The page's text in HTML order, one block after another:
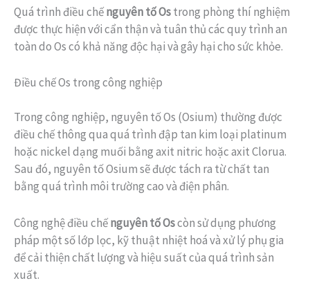
Quá trình điều chếnguyên tố Ostrong phòng thí nghiệm
được thực hiện với cẩn thận và tuân thủ các quy trình an
toàn do Os có khả năng độc hại và gây hại cho sức khỏe.
Điều chế Os trong công nghiệp
Trong công nghiệp, nguyên tố Os (Osium) thường được
điều chế thông qua quá trình đập tan kim loại platinum
hoặc nickel dạng muối bằng axit nitric hoặc axit Clorua.
Sau đó, nguyên tố Osium sẽ được tách ra từ chất tan
bằng quá trình môi trường cao và điện phân.
Công nghệ điều chếnguyên tố Oscòn sử dụng phương
pháp một số lớp lọc, kỹ thuật nhiệt hoá và xử lý phụ gia
để cải thiện chất lượng và hiệu suất của quá trình sản
xuất.